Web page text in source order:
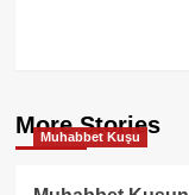
More Stories
Muhabbet Kuşu